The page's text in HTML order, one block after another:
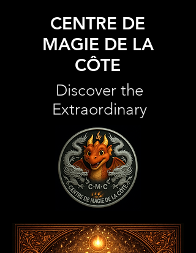
CENTRE DE
MAGIE DE LA
CÔTE
Discover the
Extraordinary